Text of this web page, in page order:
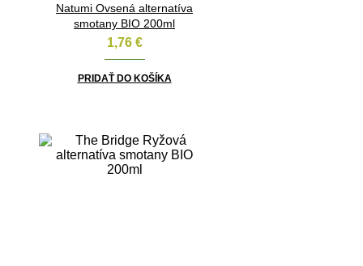
Natumi Ovsená alternatíva
smotany BIO 200ml
1,76 €
PRIDAŤ DO KOŠÍKA